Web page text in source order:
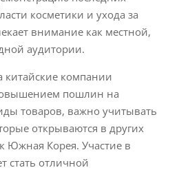
косметики и ухода за
внимание как местной,
аудитории.
китайские компании
пошлин на
товаров, важно учитывать
открываются в других
Южная Корея. Участие в
стать отличной